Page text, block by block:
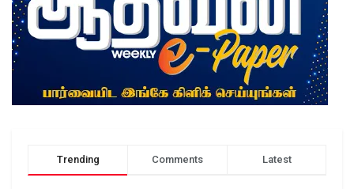
Trending Comments Latest